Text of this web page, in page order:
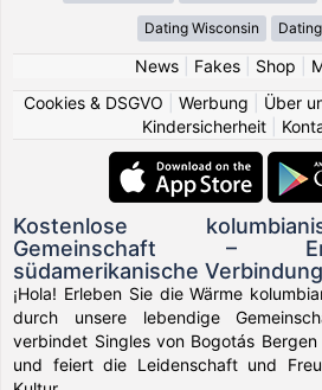
Dating Wisconsin
News| Fakes| Shop
Cookies & DSGVO
Werbung Über
Kindersicherheit
Kostenlose
Gemeinschaft –
südamerikanische
¡Hola! Erleben Sie die Wärme
durch unsere lebendige
verbindet Singles von Bogotás
und feiert die Leidenschaft und